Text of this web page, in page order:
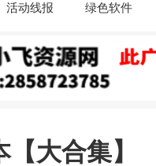
活动线报 绿色软件
大合集】